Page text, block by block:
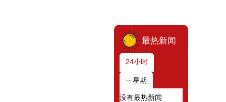
最热新闻
24小时
一星期
没有最热新闻